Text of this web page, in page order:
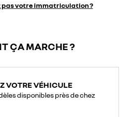
pas votre immatriculation ?
ÇA MARCHE ?
VOTRE VÉHICULE
disponibles près de chez